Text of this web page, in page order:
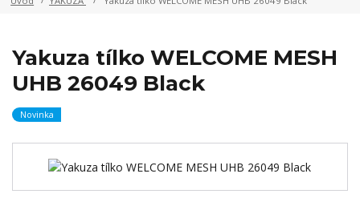
Yakuza tílko WELCOME MESH
UHB 26049 Black
Novinka